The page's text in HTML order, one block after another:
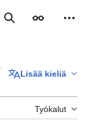
Haku Ulkoasu
Lisää kieliä
Työkalut